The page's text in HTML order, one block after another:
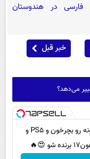
کتیبه‌های ۶۰۰ ساله فارسی در هندوستان
خبر قبل
می‌دهد؟
گردونه رو بچرخون و PS5 و
شو 😍🔥